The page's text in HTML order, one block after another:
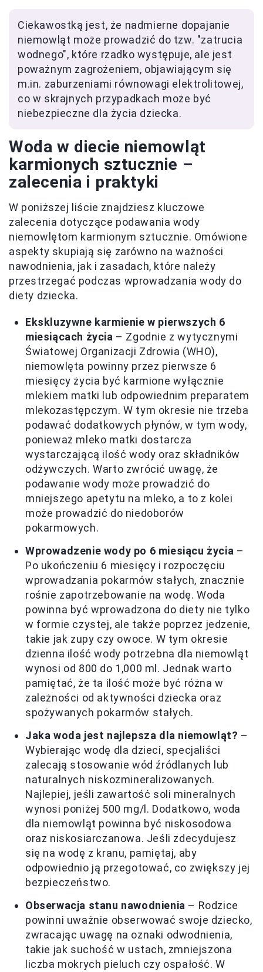
Ciekawostką jest, że nadmierne dopajanie
niemowląt może prowadzić do tzw. "zatrucia
wodnego", które rzadko występuje, ale jest
poważnym zagrożeniem, objawiającym się
m.in. zaburzeniami równowagi elektrolitowej,
co w skrajnych przypadkach może być
niebezpieczne dla życia dziecka.
Woda w diecie niemowląt
karmionych sztucznie –
zalecenia i praktyki
W poniższej liście znajdziesz kluczowe
zalecenia dotyczące podawania wody
niemowlętom karmionym sztucznie. Omówione
aspekty skupiają się zarówno na ważności
nawodnienia, jak i zasadach, które należy
przestrzegać podczas wprowadzania wody do
diety dziecka.
Ekskluzywne karmienie w pierwszych 6
miesiącach życia – Zgodnie z wytycznymi
Światowej Organizacji Zdrowia (WHO),
niemowlęta powinny przez pierwsze 6
miesięcy życia być karmione wyłącznie
mlekiem matki lub odpowiednim preparatem
mlekozastępczym. W tym okresie nie trzeba
podawać dodatkowych płynów, w tym wody,
ponieważ mleko matki dostarcza
wystarczającą ilość wody oraz składników
odżywczych. Warto zwrócić uwagę, że
podawanie wody może prowadzić do
mniejszego apetytu na mleko, a to z kolei
może prowadzić do niedoborów
pokarmowych.
Wprowadzenie wody po 6 miesiącu życia –
Po ukończeniu 6 miesięcy i rozpoczęciu
wprowadzania pokarmów stałych, znacznie
rośnie zapotrzebowanie na wodę. Woda
powinna być wprowadzona do diety nie tylko
w formie czystej, ale także poprzez jedzenie,
takie jak zupy czy owoce. W tym okresie
dzienna ilość wody potrzebna dla niemowląt
wynosi od 800 do 1,000 ml. Jednak warto
pamiętać, że ta ilość może być różna w
zależności od aktywności dziecka oraz
spożywanych pokarmów stałych.
Jaka woda jest najlepsza dla niemowląt? –
Wybierając wodę dla dzieci, specjaliści
zalecają stosowanie wód źródlanych lub
naturalnych niskozmineralizowanych.
Najlepiej, jeśli zawartość soli mineralnych
wynosi poniżej 500 mg/l. Dodatkowo, woda
dla niemowląt powinna być niskosodowa
oraz niskosiarczanowa. Jeśli zdecydujesz
się na wodę z kranu, pamiętaj, aby
odpowiednio ją przegotować, co zwiększy jej
bezpieczeństwo.
Obserwacja stanu nawodnienia – Rodzice
powinni uważnie obserwować swoje dziecko,
zwracając uwagę na oznaki odwodnienia,
takie jak suchość w ustach, zmniejszona
liczba mokrych pieluch czy ospałość. W